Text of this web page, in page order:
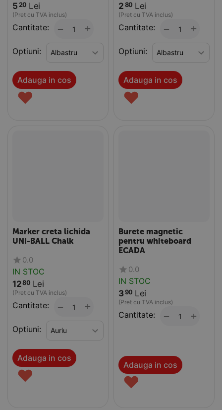
5 20 Lei
(Pret cu TVA inclus)
Cantitate: +
−
Optiuni:
Adauga in cos
♥
2 80 Lei
(Pret cu TVA inclus)
Cantitate: +
−
Optiuni:
Adauga in cos
♥
Marker creta lichida
UNI-BALL Chalk
0.0
IN STOC
1280 Lei
(Pret cu TVA inclus)
Cantitate: +
−
Optiuni:
Adauga in cos
♥
Burete magnetic
pentru whiteboard
ECADA
0.0
IN STOC
390 Lei
(Pret cu TVA inclus)
Cantitate: +
−
Adauga in cos
♥